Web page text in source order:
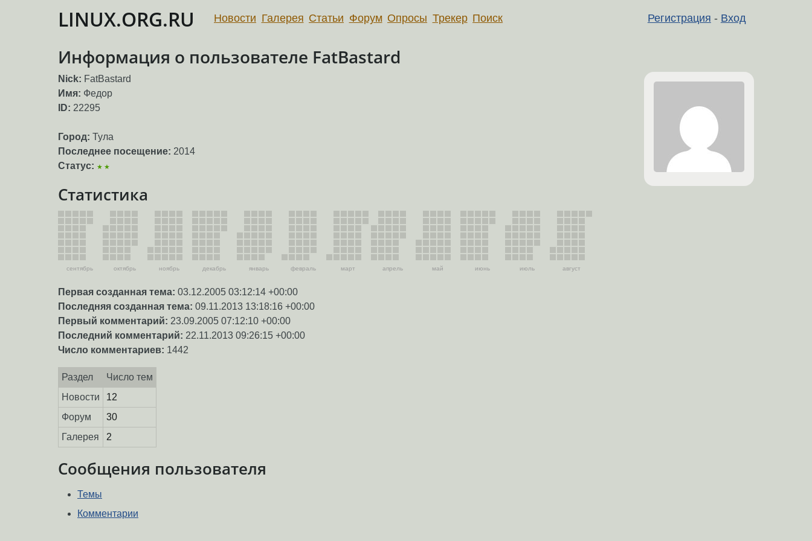
LINUX.ORG.RU Регистрация - Вход
Новости Галерея Статьи Форум Опросы Трекер Поиск
Информация о пользователе FatBastard
Nick: FatBastard
Имя: Федор
ID: 22295
Город: Тула
Последнее посещение: 2014
Статус: ★★
Статистика
сентябрь октябрь ноябрь декабрь январь февраль март апрель май июнь июль август
Первая созданная тема: 03.12.2005 03:12:14 +00:00
Последняя созданная тема: 09.11.2013 13:18:16 +00:00
Первый комментарий: 23.09.2005 07:12:10 +00:00
Последний комментарий: 22.11.2013 09:26:15 +00:00
Число комментариев: 1442
Раздел
Число тем
Новости
12
Форум
30
Галерея
2
Сообщения пользователя
Темы
Комментарии